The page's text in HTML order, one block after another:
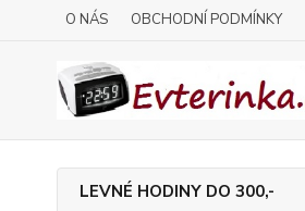
O NÁS OBCHODNÍ PODMÍNKY
LEVNÉ HODINY DO 300,-